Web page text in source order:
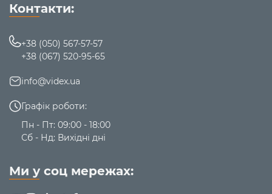
Контакти:
+38 (050) 567-57-57
+38 (067) 520-95-65
info@videx.ua
Графік роботи:
Пн - Пт: 09:00 - 18:00
Сб - Нд: Вихідні дні
Ми у соц мережах: